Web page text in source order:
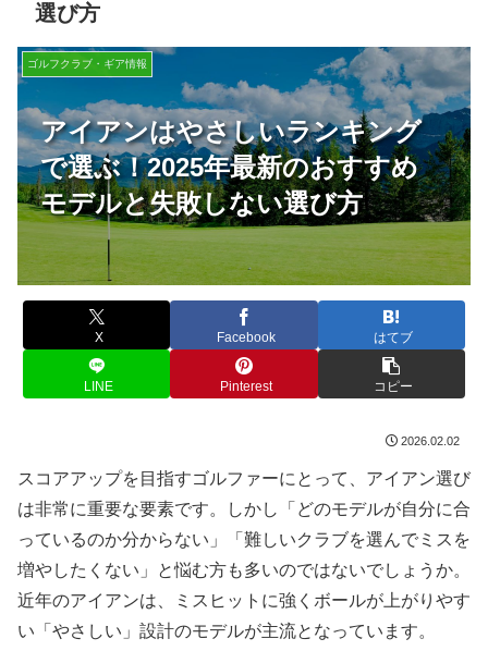
選び方
アイアンはやさしいランキング
で選ぶ！2025年最新のおすすめ
モデルと失敗しない選び方
ゴルフクラブ・ギア情報
X Facebook はてブ
LINE Pinterest コピー
2026.02.02
スコアアップを目指すゴルファーにとって、アイアン選び
は非常に重要な要素です。しかし「どのモデルが自分に合
っているのか分からない」「難しいクラブを選んでミスを
増やしたくない」と悩む方も多いのではないでしょうか。
近年のアイアンは、ミスヒットに強くボールが上がりやす
い「やさしい」設計のモデルが主流となっています。